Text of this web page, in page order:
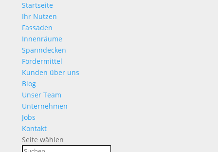
Startseite
Ihr Nutzen
Fassaden
Innenräume
Spanndecken
Fördermittel
Kunden über uns
Blog
Unser Team
Unternehmen
Jobs
Kontakt
Seite wählen